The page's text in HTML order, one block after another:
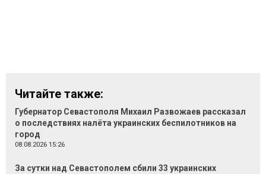
Читайте также:
Губернатор Севастополя Михаил Развожаев рассказал
о последствиях налёта украинских беспилотников на
город
08.08.2026 15:26
За сутки над Севастополем сбили 33 украинских